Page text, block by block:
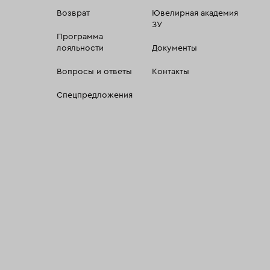
Возврат
Программа
лояльности
Вопросы и ответы
Спецпредложения
Ювелирная академия
ЗУ
Документы
Контакты